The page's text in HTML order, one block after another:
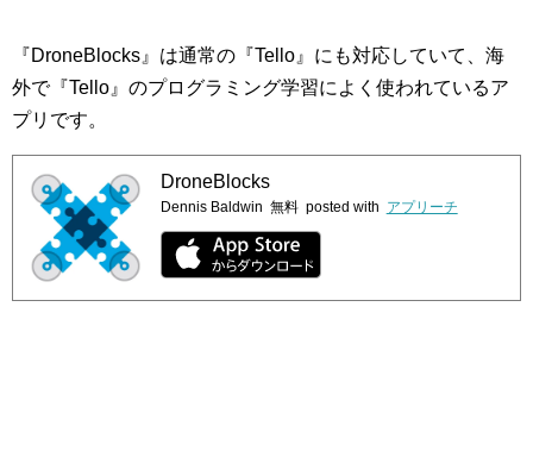
『DroneBlocks』は通常の『Tello』にも対応していて、海
外で『Tello』のプログラミング学習によく使われているア
プリです。
DroneBlocks
Dennis Baldwin 無料 posted with アプリーチ